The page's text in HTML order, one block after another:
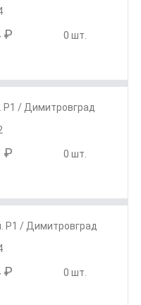
₽ 0 шт.
Р1 / Димитровград
₽ 0 шт.
Р1 / Димитровград
₽ 0 шт.